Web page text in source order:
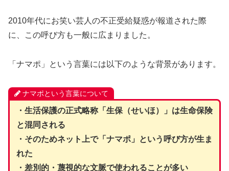
2010年代にお笑い芸人の不正受給疑惑が報道された際
に、この呼び方も一般に広まりました。
「ナマポ」という言葉には以下のような背景があります。
ナマポという言葉について
・生活保護の正式略称「生保（せいほ）」は生命保険
と混同される
・そのためネット上で「ナマポ」という呼び方が生ま
れた
・差別的・蔑視的な文脈で使われることが多い